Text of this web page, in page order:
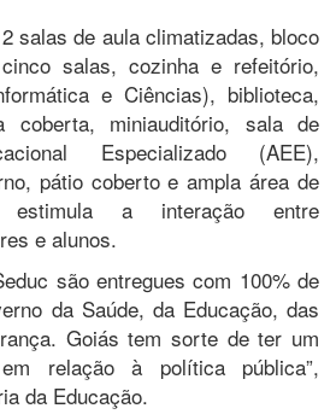
salas de aula climatizadas, bloco
salas, cozinha e refeitório,
e Ciências), biblioteca,
coberta, miniauditório, sala de
Especializado (AEE),
pátio coberto e ampla área de
estimula a interação entre
e alunos.
são entregues com 100% de
da Saúde, da Educação, das
Goiás tem sorte de ter um
relação à política pública”,
da Educação.